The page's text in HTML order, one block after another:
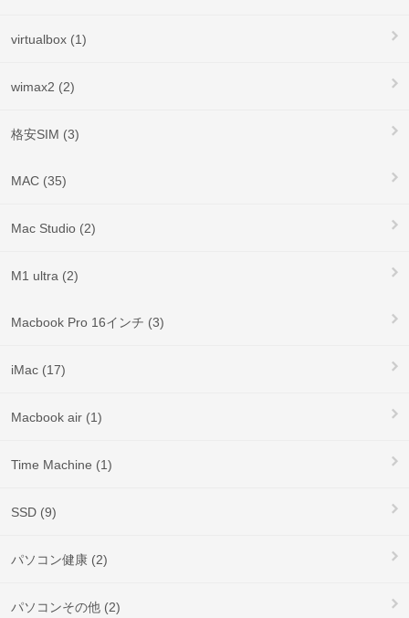
virtualbox (1)
wimax2 (2)
格安SIM (3)
MAC (35)
Mac Studio (2)
M1 ultra (2)
Macbook Pro 16インチ (3)
iMac (17)
Macbook air (1)
Time Machine (1)
SSD (9)
パソコン健康 (2)
パソコンその他 (2)